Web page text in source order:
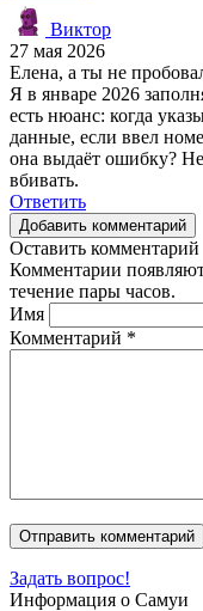
Виктор
27 мая 2026
Елена, а ты не
Я в январе 2026
есть нюанс: когда
данные, если ввел
она выдаёт ошибку?
вбивать.
Ответить
Добавить комментарий
Оставить комментарий
Комментарии
течение пары часов.
Имя
Комментарий *
Задать вопрос!
Информация о Самуи